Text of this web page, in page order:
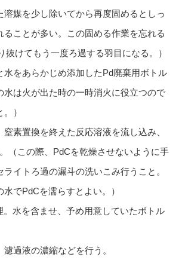
溶媒を少し除いてから再度固めるとしっ
ることが多い。この固める作業を忘れる
抜けてもう一度ろ過する羽目になる。）
水をあらかじめ添加したPd廃棄用ボトル
水は火が出た時の一時消火に役立つので
）
素置換を終えた反応溶液を流し込み、
（この際、PdCを乾燥させないように手
イトろ過の漏斗の洗いこみ行うこと。
でPdCを濡らすとよい。）
。水を含ませ、予め用意していたボトル
過液の濃縮などを行う。